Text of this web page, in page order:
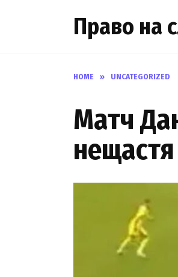
Право на
HOME » UNCATEGORIZED
Матч